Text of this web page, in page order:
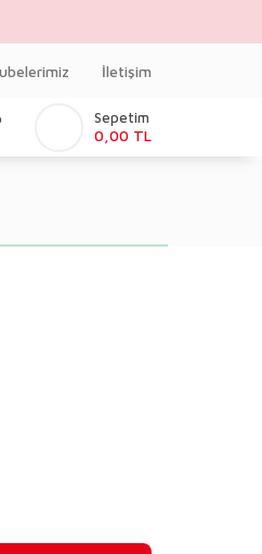
İletişim
Sepetim
0,00 TL